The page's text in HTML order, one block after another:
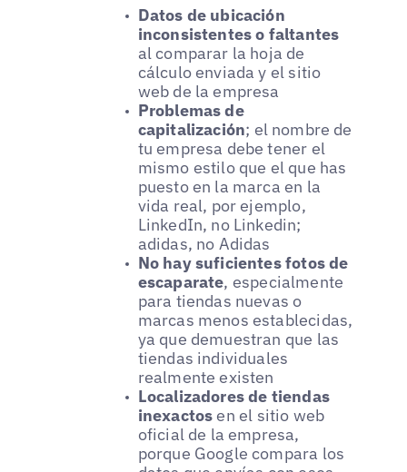
Datos de ubicación
inconsistentes o faltantes
al comparar la hoja de
cálculo enviada y el sitio
web de la empresa
Problemas de
capitalización; el nombre de
tu empresa debe tener el
mismo estilo que el que has
puesto en la marca en la
vida real, por ejemplo,
LinkedIn, no Linkedin;
adidas, no Adidas
No hay suficientes fotos de
escaparate, especialmente
para tiendas nuevas o
marcas menos establecidas,
ya que demuestran que las
tiendas individuales
realmente existen
Localizadores de tiendas
inexactos en el sitio web
oficial de la empresa,
porque Google compara los